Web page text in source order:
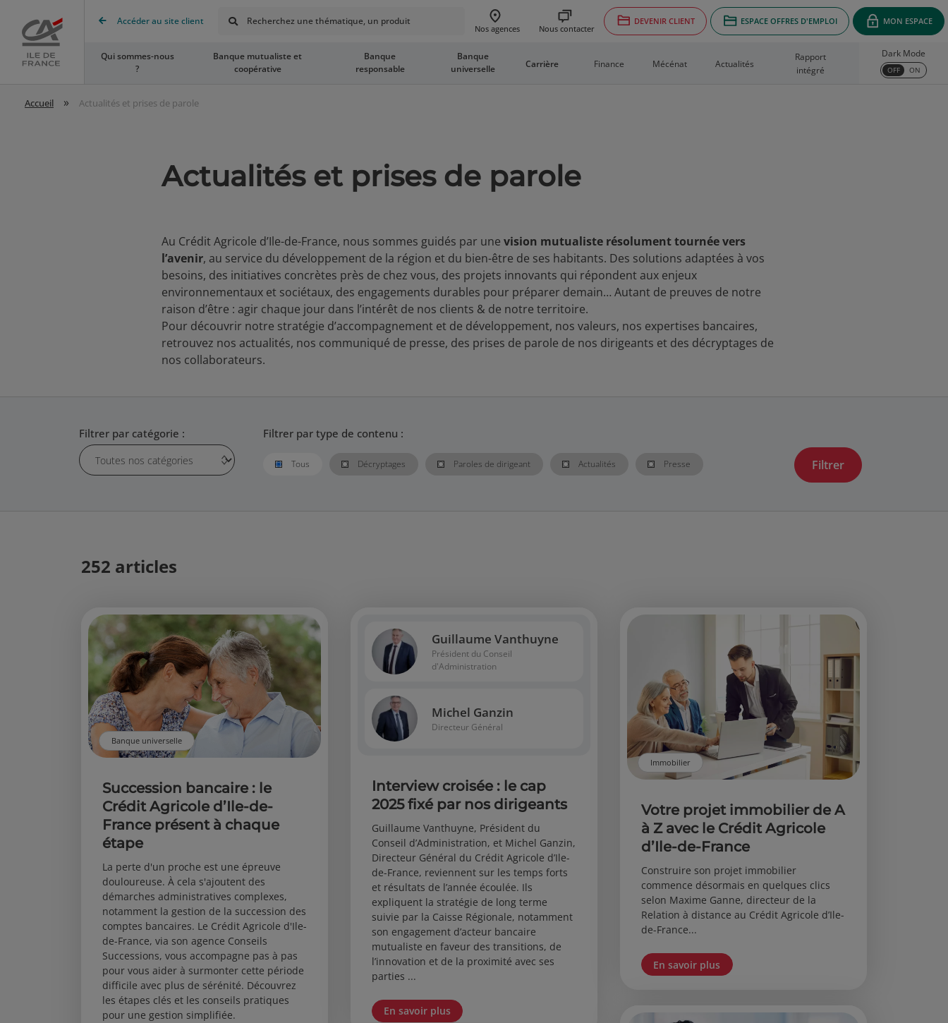
Accueil
Accéder au site client
Recherchez une thématique, un produit
Rechercher
Nos agences Nous contacter
DEVENIR CLIENT ESPACE OFFRES D'EMPLOI MON ESPACE
Qui sommes-nous
?
Banque mutualiste et
coopérative
Banque
responsable
Banque
universelle
Carrière Finance Mécénat Actualités
Rapport
intégré
Dark Mode
OFF ON
Accueil » Actualités et prises de parole
Actualités et prises de parole
Au Crédit Agricole d’Ile-de-France, nous sommes guidés par une vision mutualiste résolument tournée vers
l’avenir, au service du développement de la région et du bien-être de ses habitants. Des solutions adaptées à vos
besoins, des initiatives concrètes près de chez vous, des projets innovants qui répondent aux enjeux
environnementaux et sociétaux, des engagements durables pour préparer demain… Autant de preuves de notre
raison d’être : agir chaque jour dans l’intérêt de nos clients & de notre territoire.
Pour découvrir notre stratégie d’accompagnement et de développement, nos valeurs, nos expertises bancaires,
retrouvez nos actualités, nos communiqué de presse, des prises de parole de nos dirigeants et des décryptages de
nos collaborateurs.
Filtrer par catégorie : Filtrer par type de contenu :
Tous Décryptages Paroles de dirigeant Actualités Presse
252 articles
Banque universelle
Succession bancaire : le
Crédit Agricole d’Ile-de-
France présent à chaque
étape
La perte d'un proche est une épreuve
douloureuse. À cela s'ajoutent des
démarches administratives complexes,
notamment la gestion de la succession des
comptes bancaires. Le Crédit Agricole d'Ile-
de-France, via son agence Conseils
Successions, vous accompagne pas à pas
pour vous aider à surmonter cette période
difficile avec plus de sérénité. Découvrez
les étapes clés et les conseils pratiques
pour une gestion simplifiée.
Guillaume Vanthuyne
Président du Conseil
d'Administration
Michel Ganzin
Directeur Général
Interview croisée : le cap
2025 fixé par nos dirigeants
Guillaume Vanthuyne, Président du
Conseil d’Administration, et Michel Ganzin,
Directeur Général du Crédit Agricole d’Ile-
de-France, reviennent sur les temps forts
et résultats de l’année écoulée. Ils
expliquent la stratégie de long terme
suivie par la Caisse Régionale, notamment
son engagement d’acteur bancaire
mutualiste en faveur des transitions, de
l’innovation et de la proximité avec ses
parties ...
En savoir plus
Immobilier
Votre projet immobilier de A
à Z avec le Crédit Agricole
d’Ile-de-France
Construire son projet immobilier
commence désormais en quelques clics
selon Maxime Ganne, directeur de la
Relation à distance au Crédit Agricole d’Ile-
de-France...
En savoir plus